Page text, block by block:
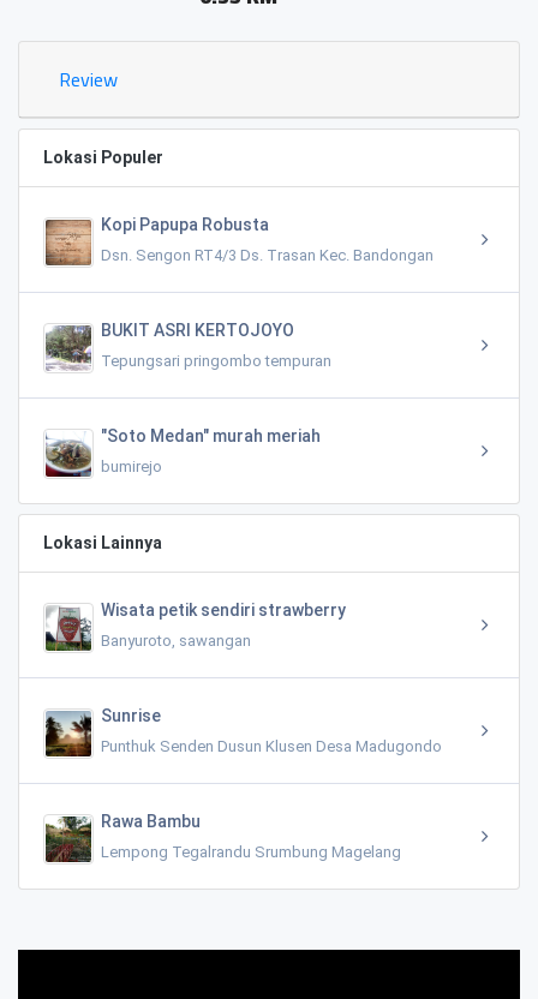
Review
Lokasi Populer
Kopi Papupa Robusta
Dsn. Sengon RT4/3 Ds. Trasan Kec. Bandongan
BUKIT ASRI KERTOJOYO
Tepungsari pringombo tempuran
"Soto Medan" murah meriah
bumirejo
Lokasi Lainnya
Wisata petik sendiri strawberry
Banyuroto, sawangan
Sunrise
Punthuk Senden Dusun Klusen Desa Madugondo
Rawa Bambu
Lempong Tegalrandu Srumbung Magelang